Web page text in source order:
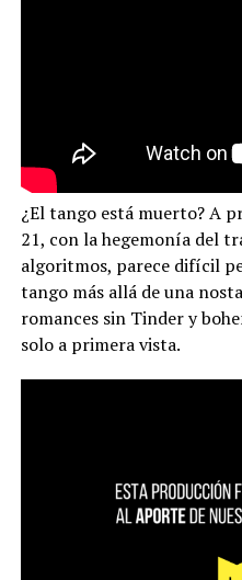
¿El tango está muerto? A
21, con la hegemonía del
algoritmos, parece difícil
tango más allá de una
romances sin Tinder y
solo a primera vista.